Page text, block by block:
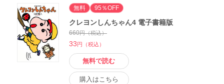
無料 95％OFF
クレヨンしんちゃん4 電子書籍版
660円（税込）
33 円（税込）
無料で読む
購入はこちら